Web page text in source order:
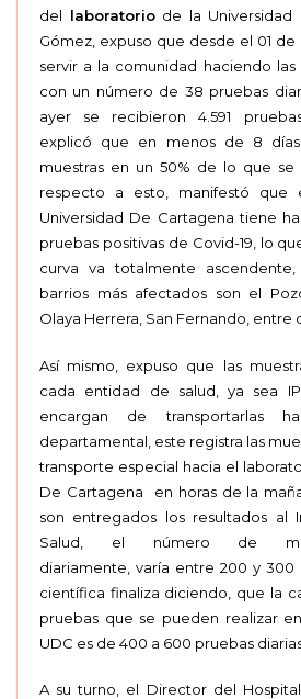
del laboratoriode la Universidad
Gómez, expuso que desde el 01 de
servir a la comunidad haciendo las
con un número de 38 pruebas
ayer se recibieron 4.591
explicó que en menos de 8
muestras en un 50% de lo que se
respecto a esto, manifestó que
Universidad De Cartagena tiene
pruebas positivas de Covid-19, lo
curva va totalmente
barrios más afectados son el
Olaya Herrera, San Fernando, entre
Así mismo, expuso que las
cada entidad de salud, ya sea
encargan de transportarlas
departamental, este registra las
transporte especial hacia el
De Cartagena en horas de la
son entregados los resultados al
Salud, el número de
diariamente, varía entre 200 y 300
científica finaliza diciendo, que la
pruebas que se pueden realizar
UDC es de 400 a 600 pruebas
A su turno, el Director del